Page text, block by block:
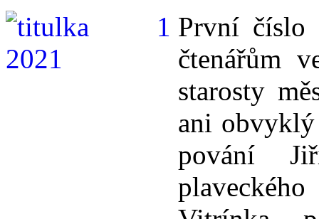
První číslo
čtenářům
starosty
ani
pování